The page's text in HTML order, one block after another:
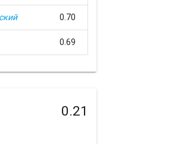
0.70
0.69
0.21